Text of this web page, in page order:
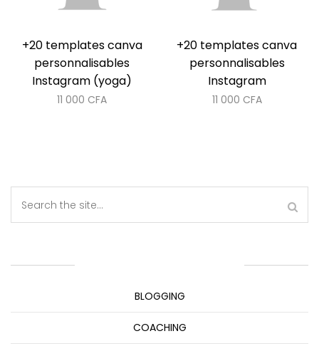
+20 templates canva
personnalisables
Instagram (yoga)
11 000 CFA
+20 templates canva
personnalisables
Instagram
11 000 CFA
BLOGGING
COACHING